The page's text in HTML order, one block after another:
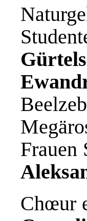
Frauen
Chœur